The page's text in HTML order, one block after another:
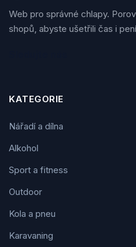
Web pro správné chlapy.
shopů, abyste ušetřili čas i
KATEGORIE
Nářadí a dílna
Alkohol
Sport a fitness
Outdoor
Kola a pneu
Karavaning